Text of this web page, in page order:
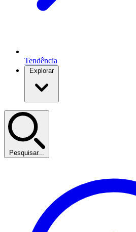
Tendência
Explorar
Pesquisar...